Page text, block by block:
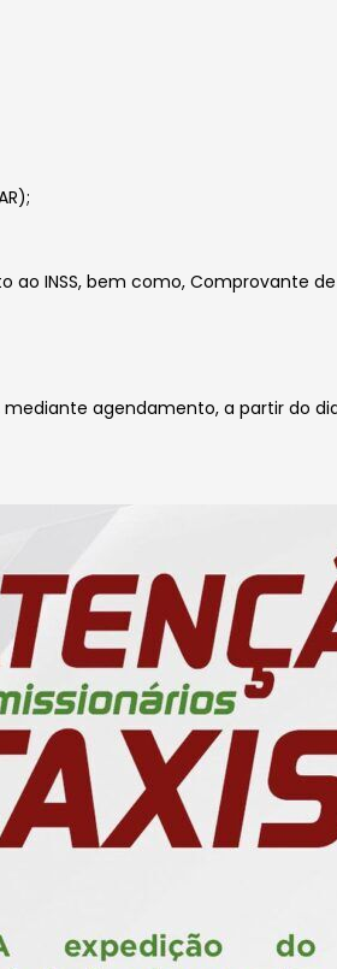
INSS, bem como, Comprovante
agendamento, a partir do